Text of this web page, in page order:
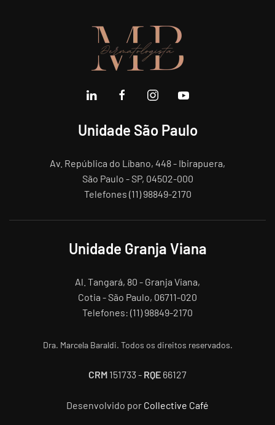
Unidade São Paulo
Av. República do Líbano, 448 - Ibirapuera,
São Paulo - SP, 04502-000
Telefones (11) 98849-2170
Unidade Granja Viana
Al. Tangará, 80 - Granja Viana,
Cotia - São Paulo, 06711-020
Telefones: (11) 98849-2170
Dra. Marcela Baraldi. Todos os direitos reservados.
CRM 151733 - RQE 66127
Desenvolvido por Collective Café